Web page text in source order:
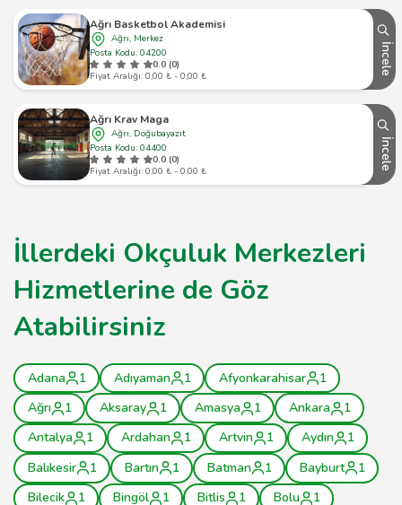
Ağrı Basketbol Akademisi
Ağrı, Merkez
Posta Kodu: 04200
0.0 (0)
Fiyat Aralığı: 0,00 ₺ - 0,00 ₺
İncele
Ağrı Krav Maga
Ağrı, Doğubayazıt
Posta Kodu: 04400
0.0 (0)
Fiyat Aralığı: 0,00 ₺ - 0,00 ₺
İncele
İllerdeki Okçuluk Merkezleri
Hizmetlerine de Göz
Atabilirsiniz
Adana 1 Adıyaman 1 Afyonkarahisar
1
Ağrı
1 Aksaray 1 Amasya 1 Ankara
1
Antalya
1 Ardahan 1 Artvin 1 Aydın
1
Balıkesir
1 Bartın 1 Batman 1 Bayburt
1
Bilecik
1 Bingöl 1 Bitlis 1 Bolu 1